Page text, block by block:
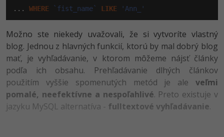
... WHERE `fist_name` LIKE 'Ann_'
Možno ste niekedy uvažovali, že si vytvoríte vlastný
blog. Jednou z hlavných funkcií, ktorú by mal dobrý blog
mať, je vyhľadávanie, v ktorom môžeme nájsť články
podľa ich obsahu. Prehľadávanie dlhých článkov
použitím vyššie spomenutých metód je ale veľmi
pomalé, neefektívne a nespoľahlivé. Preto existuje v
jazyku MySQL alternatíva - fulltextové vyhľadávanie.